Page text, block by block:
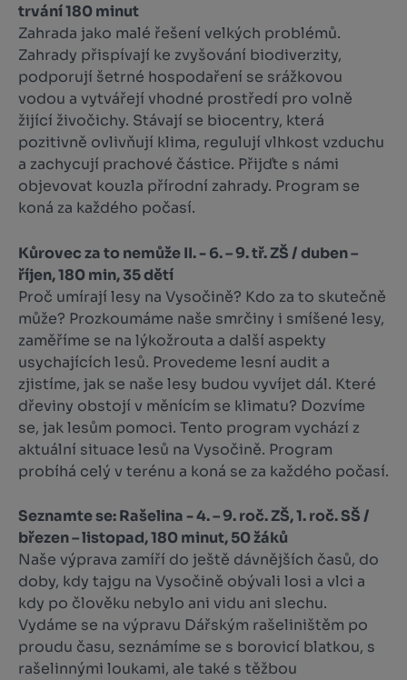
trvání 180 minut
Zahrada jako malé řešení velkých problémů.
Zahrady přispívají ke zvyšování biodiverzity,
podporují šetrné hospodaření se srážkovou
vodou a vytvářejí vhodné prostředí pro volně
žijící živočichy. Stávají se biocentry, která
pozitivně ovlivňují klima, regulují vlhkost vzduchu
a zachycují prachové částice. Přijďte s námi
objevovat kouzla přírodní zahrady. Program se
koná za každého počasí.
Kůrovec za to nemůže II. - 6. – 9. tř. ZŠ / duben –
říjen, 180 min, 35 dětí
Proč umírají lesy na Vysočině? Kdo za to skutečně
může? Prozkoumáme naše smrčiny i smíšené lesy,
zaměříme se na lýkožrouta a další aspekty
usychajících lesů. Provedeme lesní audit a
zjistíme, jak se naše lesy budou vyvíjet dál. Které
dřeviny obstojí v měnícím se klimatu? Dozvíme
se, jak lesům pomo­ci. Tento program vychází z
aktuální situace lesů na Vysočině. Program
probíhá celý v terénu a koná se za každého počasí.
Seznamte se: Rašelina - 4. – 9. roč. ZŠ, 1. roč. SŠ /
březen – listopad, 180 minut, 50 žáků
Naše výprava zamíří do ještě dávnějších časů, do
doby, kdy tajgu na Vysočině obývali losi a vlci a
kdy po člověku nebylo ani vidu ani slechu.
Vydáme se na výpravu Dářským rašeliništěm po
proudu času, seznámíme se s borovicí blat­kou, s
rašelinnými loukami, ale také s těžbou